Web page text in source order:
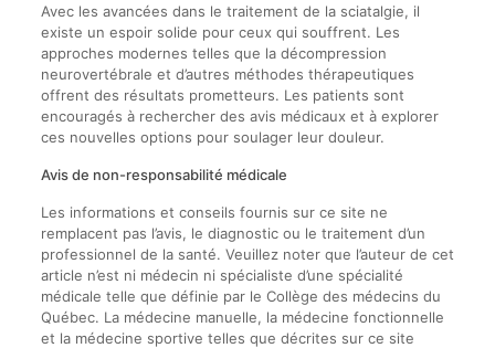
Avec les avancées dans le traitement de la sciatalgie, il
existe un espoir solide pour ceux qui souffrent. Les
approches modernes telles que la décompression
neurovertébrale et d’autres méthodes thérapeutiques
offrent des résultats prometteurs. Les patients sont
encouragés à rechercher des avis médicaux et à explorer
ces nouvelles options pour soulager leur douleur.
Avis de non-responsabilité médicale
Les informations et conseils fournis sur ce site ne
remplacent pas l’avis, le diagnostic ou le traitement d’un
professionnel de la santé. Veuillez noter que l’auteur de cet
article n’est ni médecin ni spécialiste d’une spécialité
médicale telle que définie par le Collège des médecins du
Québec. La médecine manuelle, la médecine fonctionnelle
et la médecine sportive telles que décrites sur ce site